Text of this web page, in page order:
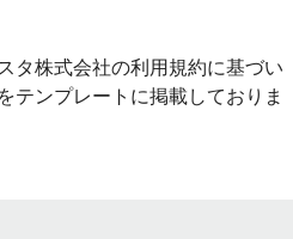
タ株式会社の利用規約に基づい
テンプレートに掲載しておりま